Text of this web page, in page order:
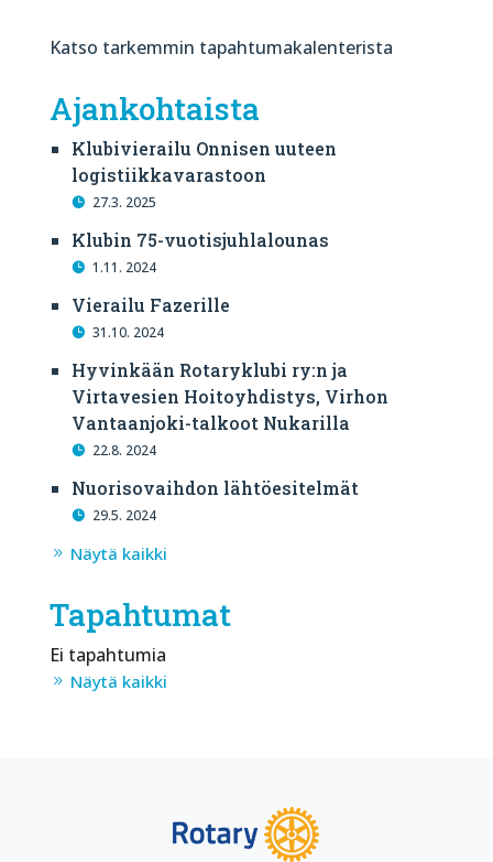
Katso tarkemmin tapahtumakalenterista
Ajankohtaista
Klubivierailu Onnisen uuteen
logistiikkavarastoon
27.3. 2025
Klubin 75-vuotisjuhlalounas
1.11. 2024
Vierailu Fazerille
31.10. 2024
Hyvinkään Rotaryklubi ry:n ja
Virtavesien Hoitoyhdistys, Virhon
Vantaanjoki-talkoot Nukarilla
22.8. 2024
Nuorisovaihdon lähtöesitelmät
29.5. 2024
Näytä kaikki
Tapahtumat
Ei tapahtumia
Näytä kaikki